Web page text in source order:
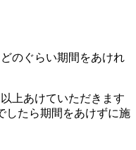
のぐらい期間をあけれ
上あけていただきます
したら期間をあけずに施